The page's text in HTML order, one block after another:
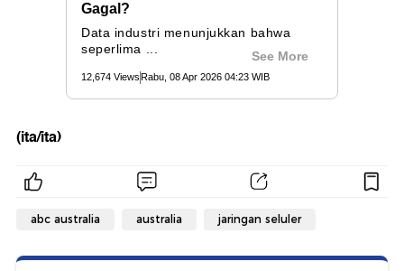
(ita/ita)
abc australia australia jaringan seluler